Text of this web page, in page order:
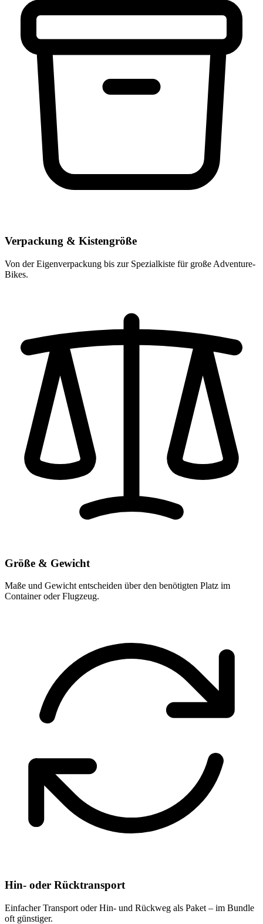
Verpackung & Kistengröße
Von der Eigenverpackung bis zur Spezialkiste für große Adventure-
Bikes.
Größe & Gewicht
Maße und Gewicht entscheiden über den benötigten Platz im
Container oder Flugzeug.
Hin- oder Rücktransport
Einfacher Transport oder Hin- und Rückweg als Paket – im Bundle
oft günstiger.